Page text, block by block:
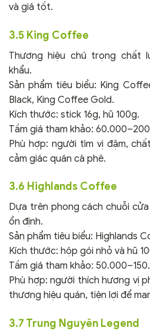
và giá tốt.
3.5 King Coffee
Thương hiệu chú trọng chất
khẩu.
Sản phẩm tiêu biểu: King
Black, King Coffee Gold.
Kích thước: stick 16g, hũ 100g.
Tầm giá tham khảo:
Phù hợp: người tìm vị đậm,
cảm giác quán cà phê.
3.6 Highlands Coffee
Dựa trên phong cách chuỗi
ổn định.
Sản phẩm tiêu biểu: Highlands
Kích thước: hộp gói nhỏ và hũ
Tầm giá tham khảo:
Phù hợp: người thích hương vị
thương hiệu quán, tiện lợi để
3.7 Trung Nguyên Legend